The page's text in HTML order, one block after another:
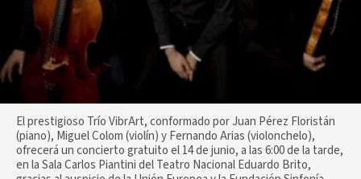
El prestigioso Trío VibrArt, conformado por Juan Pérez Floristán
(piano), Miguel Colom (violín) y Fernando Arias (violonchelo),
ofrecerá un concierto gratuito el 14 de junio, a las 6:00 de la tarde,
en la Sala Carlos Piantini del Teatro Nacional Eduardo Brito,